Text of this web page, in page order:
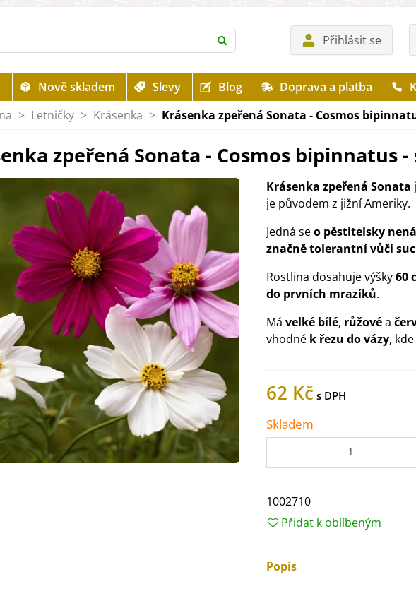
Přihlásit se
Nově skladem Slevy Blog Doprava a platba
> Letničky > Krásenka > Krásenka zpeřená Sonata - Cosmos
zpeřená Sonata - Cosmos bipinnatus -
Krásenka zpeřená Sonata
je původem z jižní Ameriky.
Jedná seo pěstitelsky
značně tolerantní vůči
Rostlina dosahuje výšky60
do prvních mrazíků.
Má velké bílé, růžovéa
vhodné k řezu do vázy,
62 Kč
Skladem
-
1002710
Přidat k oblíbeným
Popis